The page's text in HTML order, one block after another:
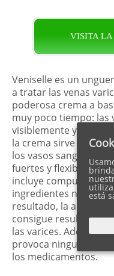
VISITA
Veniselle es un
a tratar las venas
poderosa crema a
muy poco tiempo: las
visiblemente y se
la crema sirve para
los vasos sanguíneos,
fuertes y flexibles. La
incluye compuestos
ingredientes
resultado, la
consigue resultados
las varices. Además,
provoca ninguna
los medicamentos.
está